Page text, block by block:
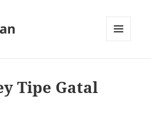
Tipe Gatal